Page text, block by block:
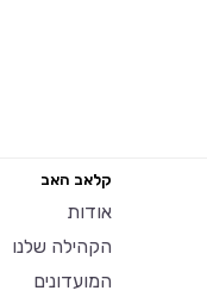
קלאב האב
אודות
הקהילה שלנו
המועדונים